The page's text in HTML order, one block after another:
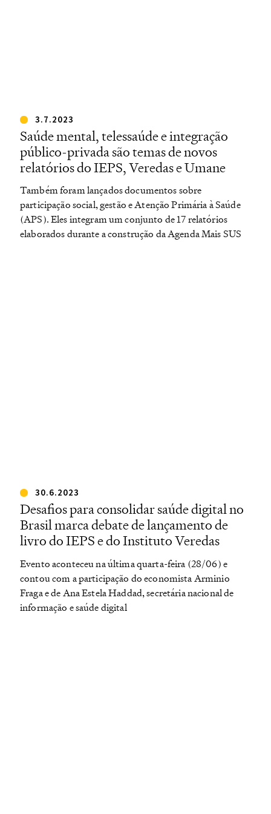
3.7.2023
Saúde mental, telessaúde e integração
público-privada são temas de novos
relatórios do IEPS, Veredas e Umane
Também foram lançados documentos sobre
participação social, gestão e Atenção Primária à Saúde
(APS). Eles integram um conjunto de 17 relatórios
elaborados durante a construção da Agenda Mais SUS
30.6.2023
Desafios para consolidar saúde digital no
Brasil marca debate de lançamento de
livro do IEPS e do Instituto Veredas
Evento aconteceu na última quarta-feira (28/06) e
contou com a participação do economista Arminio
Fraga e de Ana Estela Haddad, secretária nacional de
informação e saúde digital